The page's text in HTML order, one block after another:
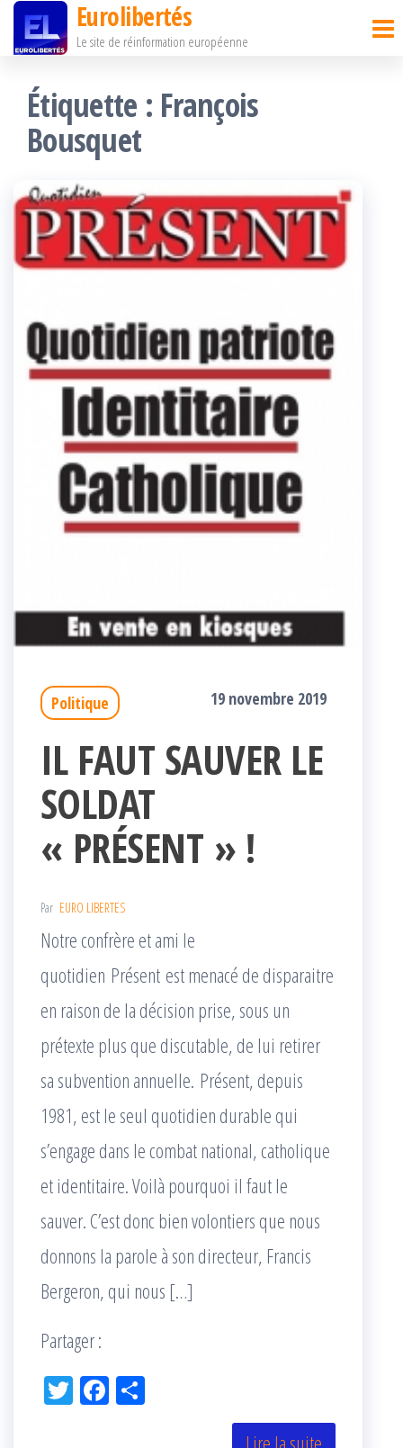
Passer
contenu
Eurolibertés
Le site de réinformation européenne
Étiquette : François
Bousquet
Politique 19 novembre 2019
IL FAUT SAUVER LE
SOLDAT
« PRÉSENT » !
Par EURO LIBERTES
Notre confrère et ami le
quotidien Présent est menacé de disparaitre
en raison de la décision prise, sous un
prétexte plus que discutable, de lui retirer
sa subvention annuelle. Présent, depuis
1981, est le seul quotidien durable qui
s’engage dans le combat national, catholique
et identitaire. Voilà pourquoi il faut le
sauver. C’est donc bien volontiers que nous
donnons la parole à son directeur, Francis
Bergeron, qui nous […]
Partager :
Tw Fac